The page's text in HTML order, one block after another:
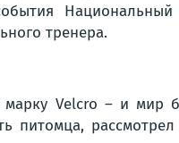
тренера.
марку Velcro – и
питомца,